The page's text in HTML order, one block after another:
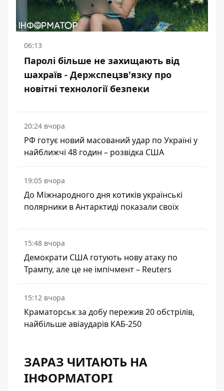
06:13
Паролі більше не захищають від
шахраїв - Держспецзв'язку про
новітні технології безпеки
20:24 вчора
РФ готує новий масований удар по Україні у
найближчі 48 годин – розвідка США
19:05 вчора
До Міжнародного дня котиків українські
полярники в Антарктиді показали своїх
15:48 вчора
Демократи США готують нову атаку по
Трампу, але це не імпічмент – Reuters
15:12 вчора
Краматорськ за добу пережив 20 обстрілів,
найбільше авіаударів КАБ-250
ЗАРАЗ ЧИТАЮТЬ НА
ІНФОРМАТОРІ